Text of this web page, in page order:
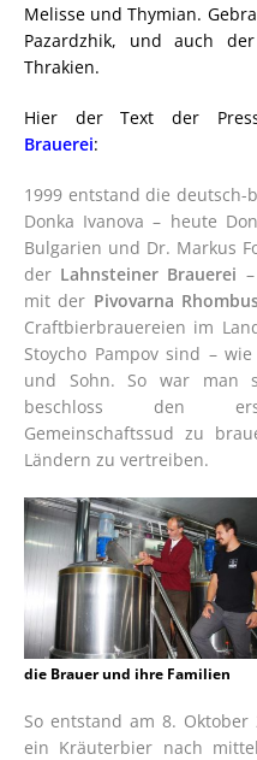
Melisse und Thymian.
Pazardzhik, und auch
Thrakien.
Hier der Text der
Brauerei:
1999 entstand die deutsch-
Donka Ivanova – heute
Bulgarien und Dr. Markus
der Lahnsteiner Brauerei
mit der Pivovarna
Craftbierbrauereien im
Stoycho Pampov sind –
und Sohn. So war man
beschloss den
Gemeinschaftssud zu
Ländern zu vertreiben.
die Brauer und ihre Familien
So entstand am 8.
ein Kräuterbier nach